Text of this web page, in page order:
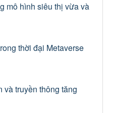
mô hình siêu thị vừa và
thời đại Metaverse
và truyền thông tăng